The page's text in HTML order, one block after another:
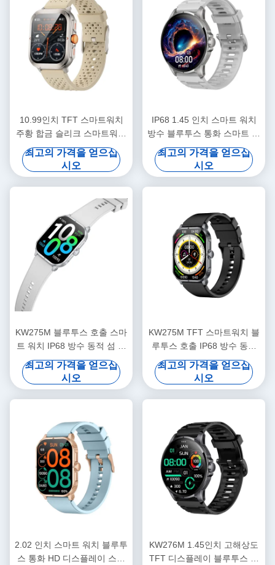
10.99인치 TFT 스마트워치
주황 합금 슬리크 스마트워치
HD 디스플레이
최고의 가격을 얻으십
시오
IP68 1.45 인치 스마트 워치
방수 블루투스 통화 스마트 워
치 HD 디스플레이
최고의 가격을 얻으십
시오
KW275M 블루투스 호출 스마
트 워치 IP68 방수 동적 섬 스
마트 워치 2.02 인치
최고의 가격을 얻으십
시오
KW275M TFT 스마트워치 블
루투스 호출 IP68 방수 동적
섬 스마트워치
최고의 가격을 얻으십
시오
2.02 인치 스마트 워치 블루투
스 통화 HD 디스플레이 스마
KW276M 1.45인치 고해상도
TFT 디스플레이 블루투스 통